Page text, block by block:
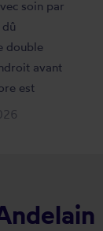
soin par
double
avant
est